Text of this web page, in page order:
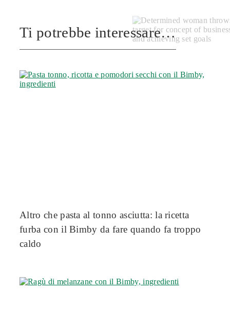
Ti potrebbe interessare…
Altro che pasta al tonno asciutta: la ricetta
furba con il Bimby da fare quando fa troppo
caldo